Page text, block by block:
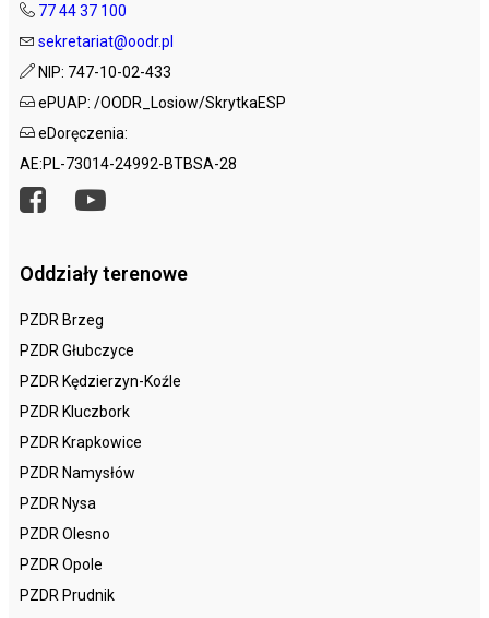
77 44 37 100
sekretariat@oodr.pl
NIP: 747-10-02-433
ePUAP: /OODR_Losiow/SkrytkaESP
eDoręczenia:
AE:PL-73014-24992-BTBSA-28
Oddziały terenowe
PZDR Brzeg
PZDR Głubczyce
PZDR Kędzierzyn-Koźle
PZDR Kluczbork
PZDR Krapkowice
PZDR Namysłów
PZDR Nysa
PZDR Olesno
PZDR Opole
PZDR Prudnik